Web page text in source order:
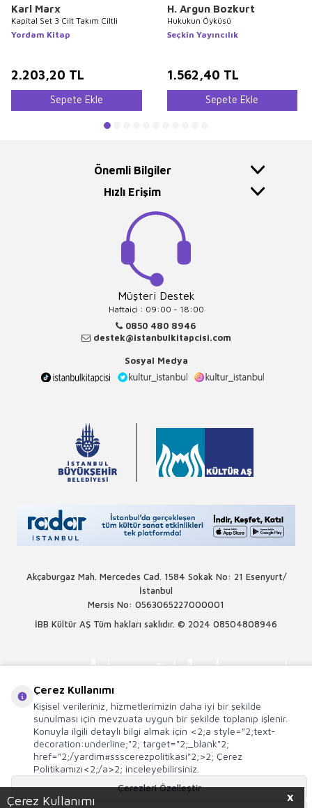
X
Çerez Kullanımı
Karl Marx
Kapital Set 3 Cilt Takım Ciltli
Yordam Kitap
2.203,20 TL
Sepete Ekle
H. Argun Bozkurt
Hukukun Öyküsü
Seçkin Yayıncılık
1.562,40 TL
Sepete Ekle
Önemli Bilgiler
Hızlı Erişim
Müşteri Destek
Haftaiçi : 09:00 - 18:00
0850 480 8946
destek@istanbulkitapcisi.com
Sosyal Medya
Akçaburgaz Mah. Mercedes Cad. 1584 Sokak No: 21 Esenyurt/
İstanbul
Mersis No: 0563065227000001
İBB Kültür AŞ Tüm hakları saklıdır. © 2024 08504808946
Çerez Kullanımı
Kişisel verileriniz, hizmetlerimizin daha iyi bir şekilde
sunulması için mevzuata uygun bir şekilde toplanıp işlenir.
Konuyla ilgili detaylı bilgi almak için <2;a style="2;text-
decoration:underline;"2; target="2;_blank"2;
href="2;/yardim#ssscerezpolitikasi"2;>2; Çerez
Politikamızı<2;/a>2; inceleyebilirsiniz.
Çerezleri Özelleştir